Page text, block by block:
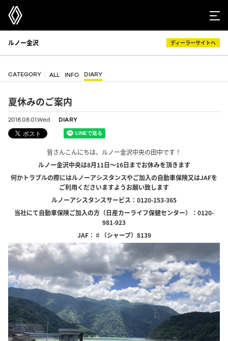
ルノー金沢 ディーラーサイトへ
CATEGORY ALL INFO DIARY
夏休みのご案内
2018.08.01.Wed DIARY
皆さんこんにちは、ルノー金沢中央の田中です！
ルノー金沢中央は8月11日～16日までお休みを頂きます
何かトラブルの際にはルノーアシスタンスやご加入の自動車保険又はJAFを
ご利用くださいますようお願い致します
ルノーアシスタンスサービス：0120-153-365
当社にて自動車保険ご加入の方（日産カーライフ保健センター）：0120-
981-923
JAF：♯（シャープ）8139